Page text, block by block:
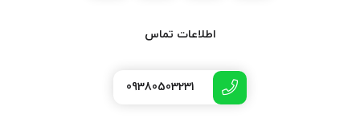
اطلاعات تماس
09380503231